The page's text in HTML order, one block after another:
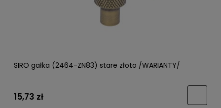
SIRO gałka (2464-ZN83) stare złoto /WARIANTY/
15,73 zł